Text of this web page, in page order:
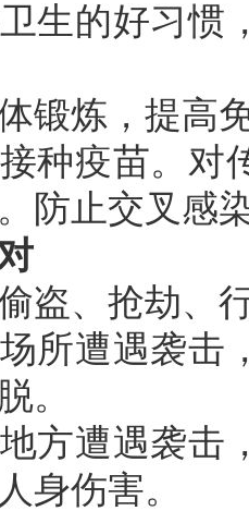
的好习惯，
炼，提高
疫苗。对传
防止交叉感
盗、抢劫、
遭遇袭击，
。
遭遇袭击，
身伤害。